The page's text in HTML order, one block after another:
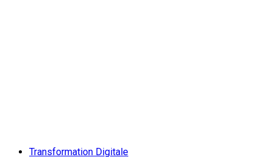
Transformation Digitale